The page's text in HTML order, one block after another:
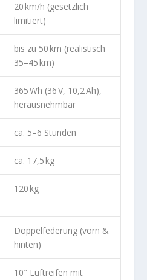
20 km/h (gesetzlich
limitiert)
bis zu 50 km (realistisch
35–45 km)
365 Wh (36 V, 10,2 Ah),
herausnehmbar
ca. 5–6 Stunden
ca. 17,5 kg
120 kg
Doppelfederung (vorn &
hinten)
10″ Luftreifen mit